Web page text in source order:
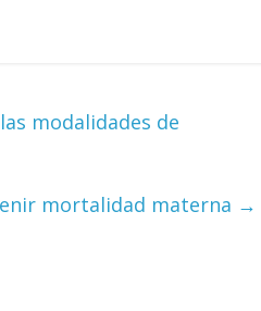
modalidades de
mortalidad materna →